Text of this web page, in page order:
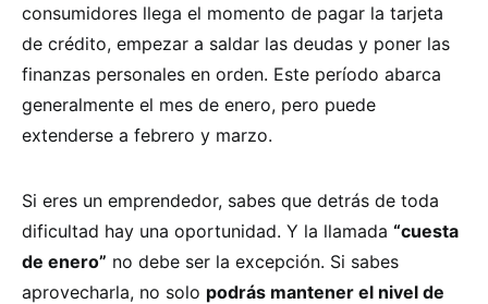
consumidores llega el momento de pagar la tarjeta
de crédito, empezar a saldar las deudas y poner las
finanzas personales en orden. Este período abarca
generalmente el mes de enero, pero puede
extenderse a febrero y marzo.
Si eres un emprendedor, sabes que detrás de toda
dificultad hay una oportunidad. Y la llamada “cuesta
de enero” no debe ser la excepción. Si sabes
aprovecharla, no solo podrás mantener el nivel de